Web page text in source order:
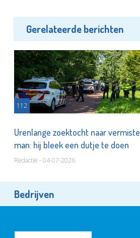
Gerelateerde berichten
112
Urenlange zoektocht naar vermiste
man: hij bleek een dutje te doen
Redactie - 04-07-2026
Bedrijven